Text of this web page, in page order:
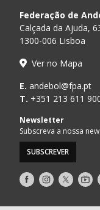
Federação de
Calçada da Ajuda,
1300-006 Lisboa
Ver no Mapa
E. andebol@fpa.pt
T. +351 213 611
Newsletter
Subscreva a nossa
SUBSCREVER
Siga-
nos
no
Siga-
nos
no
Siga-
nos
no